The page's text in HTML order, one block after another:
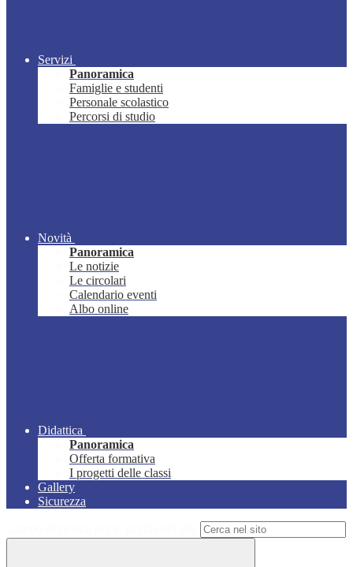
Servizi
Panoramica
Famiglie e studenti
Personale scolastico
Percorsi di studio
Novità
Panoramica
Le notizie
Le circolari
Calendario eventi
Albo online
Didattica
Panoramica
Offerta formativa
I progetti delle classi
Gallery
Sicurezza